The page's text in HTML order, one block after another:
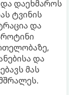
დაეხმაროს
ტვინის
და
და
მას